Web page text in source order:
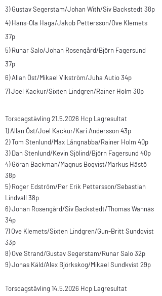
3) Gustav Segerstam/Johan With/Siv Backstedt 38p
4) Hans-Ola Haga/Jakob Pettersson/Ove Klemets
37p
5) Runar Salo/Johan Rosengård/Björn Fagersund
37p
6) Allan Öst/Mikael Vikström/Juha Autio 34p
7) Joel Kackur/Sixten Lindgren/Rainer Holm 30p
Torsdagstävling 21.5.2026 Hcp Lagresultat
1) Allan Öst/Joel Kackur/Kari Andersson 43p
2) Tom Stenlund/Max Långnabba/Rainer Holm 40p
3) Dan Stenlund/Kevin Sjölind/Björn Fagersund 40p
4) Göran Backman/Magnus Boqvist/Markus Hästö
38p
5) Roger Edström/Per Erik Pettersson/Sebastian
Lindvall 38p
6) Johan Rosengård/Siv Backstedt/Thomas Wannäs
34p
7) Ove Klemets/Sixten Lindgren/Gun-Britt Sundqvist
33p
8) Ove Strand/Gustav Segerstam/Runar Salo 32p
9) Jonas Käld/Alex Björkskog/Mikael Sundkvist 29p
Torsdagstävling 14.5.2026 Hcp Lagresultat